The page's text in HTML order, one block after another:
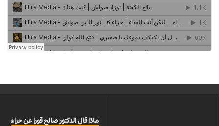
ماذا قال الدكتور صالح قورا عن حراء